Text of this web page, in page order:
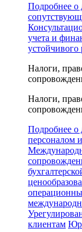
Подробнее о
учета и
устойчивого
Налоги,
Налоги,
Подробнее о
персоналом
клиентам